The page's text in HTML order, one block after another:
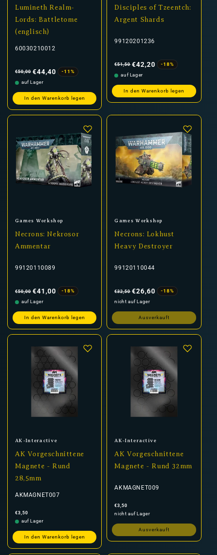
Lumineth Realm-
Lords: Battletome
(englisch)
60030210012
Preis
€50,00 €44,40
-11%
auf Lager
In den Warenkorb legen
Disciples of Tzeentch:
Argent Shards
99120201236
Preis
€51,50 €42,20
-18%
auf Lager
In den Warenkorb legen
Anbieter:
Games Workshop
Necrons: Nekrosor
Ammentar
99120110089
Preis
€50,00 €41,00
-18%
auf Lager
In den Warenkorb legen
Anbieter:
Games Workshop
Necrons: Lokhust
Heavy Destroyer
99120110044
Preis
€32,50 €26,60
-18%
nicht auf Lager
Ausverkauft
Anbieter:
AK-Interactive
AK Vorgeschnittene
Magnete - Rund
28,5mm
AKMAGNET007
Normaler
Preis
€3,50
auf Lager
In den Warenkorb legen
Anbieter:
AK-Interactive
AK Vorgeschnittene
Magnete - Rund 32mm
AKMAGNET009
Normaler
Preis
€3,50
nicht auf Lager
Ausverkauft